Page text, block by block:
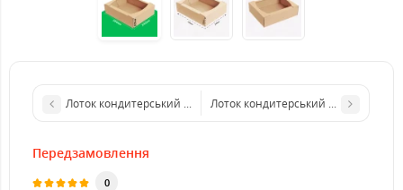
Лоток кондитерський 400*300*55 білийЛоток кондитерський 210*210*45
Передзамовлення
0